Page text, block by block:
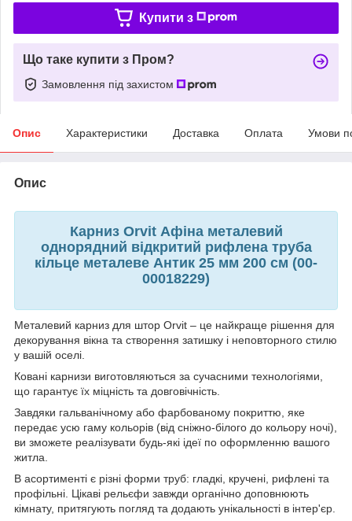
Купити з
Що таке купити з Пром?
Замовлення під захистом
Опис Характеристики Доставка Оплата Умови
Опис
Карниз Orvit Афіна металевий
однорядний відкритий рифлена труба
кільце металеве Антик 25 мм 200 см (00-
00018229)
Металевий карниз для штор Orvit – це найкраще рішення для
декорування вікна та створення затишку і неповторного стилю
у вашій оселі.
Ковані карнизи виготовляються за сучасними технологіями,
що гарантує їх міцність та довговічність.
Завдяки гальванічному або фарбованому покриттю, яке
передає усю гаму кольорів (від сніжно-білого до кольору ночі),
ви зможете реалізувати будь-які ідеї по оформленню вашого
житла.
В асортименті є різні форми труб: гладкі, кручені, рифлені та
профільні. Цікаві рельєфи завжди органічно доповнюють
кімнату, притягують погляд та додають унікальності в інтер'єр.